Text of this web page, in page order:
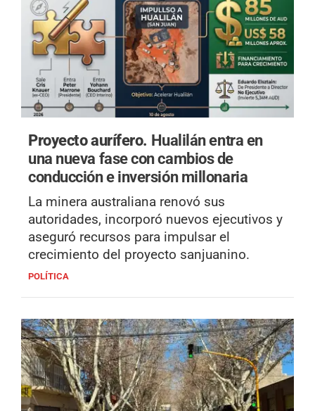
Proyecto aurífero. Hualilán entra en
una nueva fase con cambios de
conducción e inversión millonaria
La minera australiana renovó sus
autoridades, incorporó nuevos ejecutivos y
aseguró recursos para impulsar el
crecimiento del proyecto sanjuanino.
POLÍTICA